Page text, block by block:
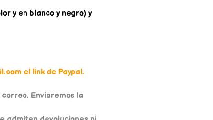
y en blanco y negro) y
el link de Paypal.
Enviaremos la